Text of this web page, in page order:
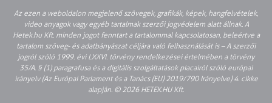
Az ezen a weboldalon megjelenő szövegek, grafikák, képek, hangfelvételek,
video anyagok vagy egyéb tartalmak szerzői jogvédelem alatt állnak. A
Hetek.hu Kft. minden jogot fenntart a tartalommal kapcsolatosan, beleértve a
tartalom szöveg- és adatbányászat céljára való felhasználását is – A szerzői
jogról szóló 1999. évi LXXVI. törvény rendelkezései értelmében a törvény
35/A. § (1) paragrafusa és a digitális szolgáltatások piacairól szóló európai
irányelv (Az Európai Parlament és a Tanács (EU) 2019/790 Irányelve) 4. cikke
alapján. © 2026 HETEK.HU Kft.